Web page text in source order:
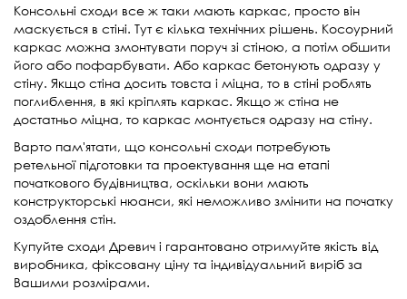
Консольні сходи все ж таки мають каркас, просто він
маскується в стіні. Тут є кілька технічних рішень. Косоурний
каркас можна змонтувати поруч зі стіною, а потім обшити
його або пофарбувати. Або каркас бетонують одразу у
стіну. Якщо стіна досить товста і міцна, то в стіні роблять
поглиблення, в які кріплять каркас. Якщо ж стіна не
достатньо міцна, то каркас монтується одразу на стіну.
Варто пам'ятати, що консольні сходи потребують
ретельної підготовки та проектування ще на етапі
початкового будівництва, оскільки вони мають
конструкторські нюанси, які неможливо змінити на початку
оздоблення стін.
Купуйте сходи Древич і гарантовано отримуйте якість від
виробника, фіксовану ціну та індивідуальний виріб за
Вашими розмірами.